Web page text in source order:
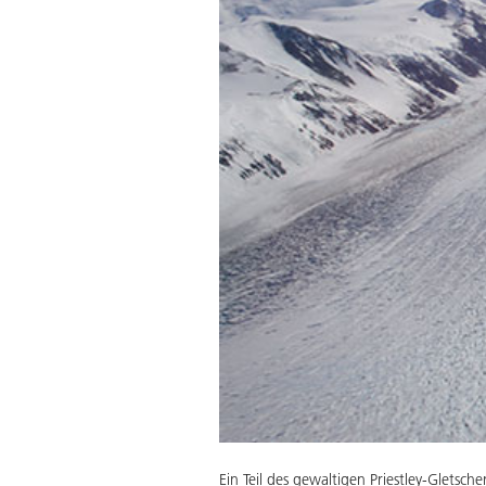
Ein Teil des gewaltigen Priestley-